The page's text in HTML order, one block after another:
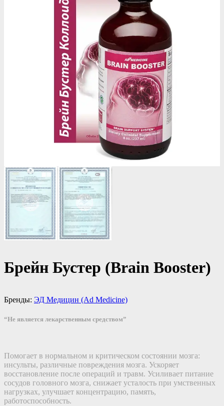
Брейн Бустер (Brain Booster)
Бренды: ЭД Медицин (Ad Medicine)
“Не является лекарственным средством”
Помогает в нормальном и критическом состоянии мозга:
инсульты, различные повреждения мозга. Ускоряет
восстановление после операций и травм. Усиливает питание
сосудов головного мозга, снижает усталость при умственных
нагрузках, улучшает концентрацию, память,
работоспособность.